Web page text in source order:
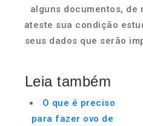
alguns documentos, de
ateste sua condição
seus dados que serão
Leia também
O que é preciso
para fazer ovo de